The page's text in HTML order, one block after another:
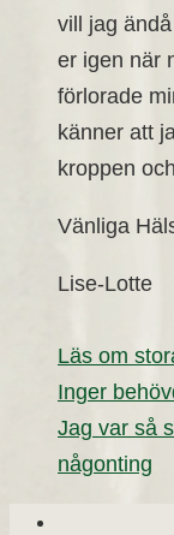
vill jag
er igen när
förlorade
känner att
kroppen
Vänliga
Lise-Lotte
Läs om
Inger
Jag var så
någonting